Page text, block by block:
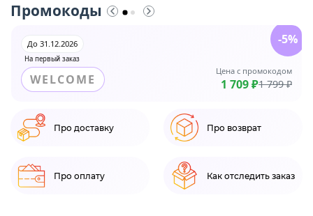
Промокоды
На первый заказ
До 31.12.2026
WELCOME
Цена с промокодом
1 709 ₽1 799 ₽
-5%
Про доставку Про возврат
Про оплату Как отследить заказ